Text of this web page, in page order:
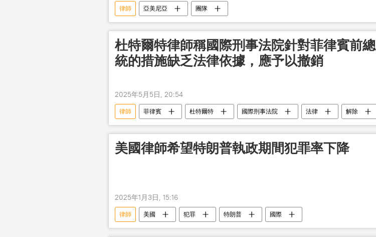
律師 亞美尼亞 團隊
杜特爾特律師稱國際刑事法院針對菲律賓前總
統的措施缺乏法律依據，應予以撤銷
2025年5月5日, 20:54
律師 菲律賓 杜特爾特 國際刑事法院 法律 解除
美國律師希望特朗普執政期間犯罪率下降
2025年1月3日, 15:16
律師 美國 犯罪 特朗普 國際